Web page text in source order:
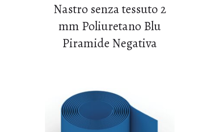
Nastro senza tessuto 2
mm Poliuretano Blu
Piramide Negativa